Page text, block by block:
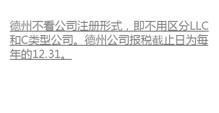
德州不看公司注册形式，即不用区分LLC
和C类型公司。德州公司报税截止日为每
年的12.31。